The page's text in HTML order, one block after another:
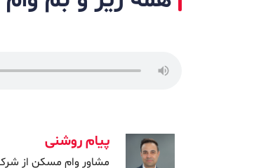
پیام روشنی
مشاور وام مسکن از